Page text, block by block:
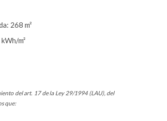
268 m²
m²
del art. 17 de la Ley 29/1994 (LAU), del
que: